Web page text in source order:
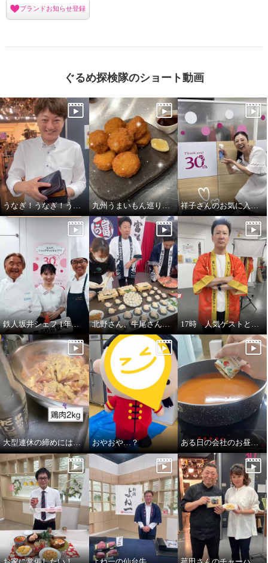
ブランドお知らせ登録
ぐるめ探検隊のショート動画
うなぎ！うなぎ！うなぎ！（しじみの味噌汁も人気） 九州うまいもん巡り！！ 祥子さんのお気に入り！すいすい水
鉄人坂井シェフ 1年ぶりの登場です！ 北野さん、牛尾さん、六さんで富洋物産三銃士 17時 人気ゲストと夏祭りアワー
大型連休の締めには… おやおや…？ ある日の会社のお昼ご飯